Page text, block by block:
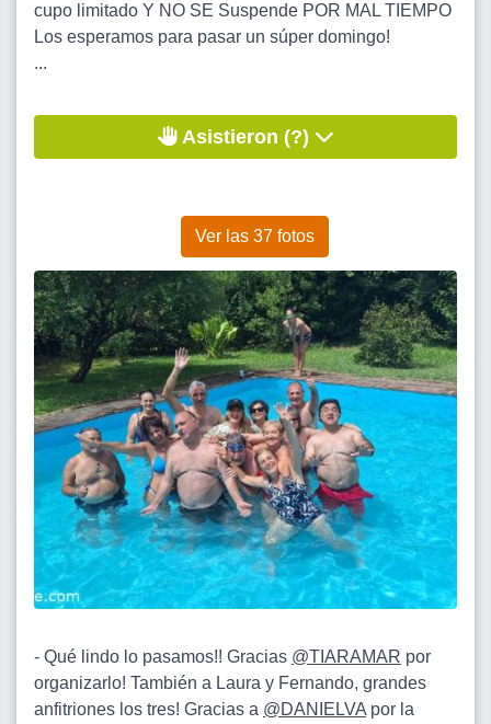
cupo limitado Y NO SE Suspende POR MAL TIEMPO
Los esperamos para pasar un súper domingo!
...
Asistieron (?)
Ver las 37 fotos
- Qué lindo lo pasamos!! Gracias @TIARAMAR por
organizarlo! También a Laura y Fernando, grandes
anfitriones los tres! Gracias a @DANIELVA por la